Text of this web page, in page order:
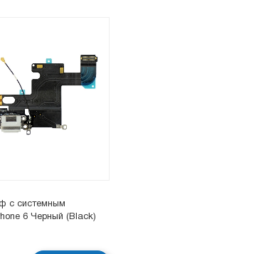
с системным
6 Черный (Black)